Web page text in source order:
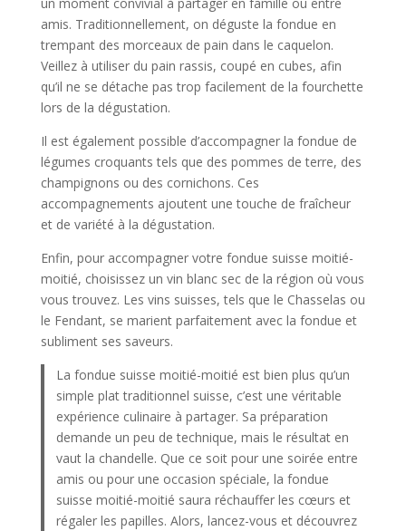
amis. Traditionnellement, on déguste la fondue en
trempant des morceaux de pain dans le caquelon.
Veillez à utiliser du pain rassis, coupé en cubes, afin
qu’il ne se détache pas trop facilement de la fourchette
lors de la dégustation.
Il est également possible d’accompagner la fondue de
légumes croquants tels que des pommes de terre, des
champignons ou des cornichons. Ces
accompagnements ajoutent une touche de fraîcheur
et de variété à la dégustation.
Enfin, pour accompagner votre fondue suisse moitié-
moitié, choisissez un vin blanc sec de la région où vous
vous trouvez. Les vins suisses, tels que le Chasselas ou
le Fendant, se marient parfaitement avec la fondue et
subliment ses saveurs.
La fondue suisse moitié-moitié est bien plus qu’un
simple plat traditionnel suisse, c’est une véritable
expérience culinaire à partager. Sa préparation
demande un peu de technique, mais le résultat en
vaut la chandelle. Que ce soit pour une soirée entre
amis ou pour une occasion spéciale, la fondue
suisse moitié-moitié saura réchauffer les cœurs et
régaler les papilles. Alors, lancez-vous et découvrez